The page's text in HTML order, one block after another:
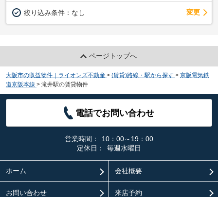
絞り込み条件： なし 変更
ページトップへ
大阪市の収益物件｜ライオンズ不動産 > (賃貸)路線・駅から探す > 京阪電気鉄
道京阪本線 > 滝井駅の賃貸物件
電話でお問い合わせ
営業時間：
10：00～19：00
定休日：
毎週水曜日
ホーム 会社概要
お問い合わせ 来店予約